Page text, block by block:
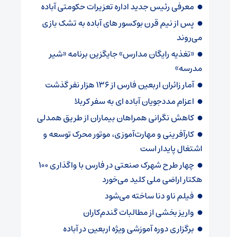
معرفی رئیس جدید اداره تعزیرات حکومتی آباده
پس از نیم قرن بوکسور های آباده به تشک بازی
می‌روند
«تغذیه رایگان مدارس» جایگزین برنامه «شیر
مدرسه»
آمار زائران اربعین فارس از ۱۳۶ هزار نفر گذشت
اعزام مددجویان آباده ای به سفر کربلا
کاهش نگرانی همراهان بیماران از طریق همدلی
کارآفرینی و مهارت‌آموزی، موتور محرک توسعه و
اشتغال پایدار است
چهار طرح شهرک صنعتی در فارس با واگذاری ۱۰۰
هکتار اراضی ملی کلید می‌خورد
فیلم ناو دنا ساخته‌ می‌شود
واریز بخشی از مطالبات گندم‌کاران
برگزاری دوره آموزشی ویژه اربعین در آباده